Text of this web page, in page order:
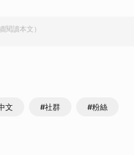
閱讀本文）
文 #社群 #粉絲